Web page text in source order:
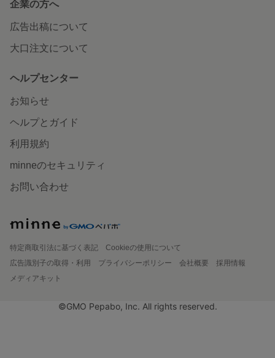
企業の方へ
広告出稿について
大口注文について
ヘルプセンター
お知らせ
ヘルプとガイド
利用規約
minneのセキュリティ
お問い合わせ
特定商取引法に基づく表記
Cookieの使用について
広告識別子の取得・利用
プライバシーポリシー 会社概要
採用情報
メディアキット
©GMO Pepabo, Inc. All rights reserved.